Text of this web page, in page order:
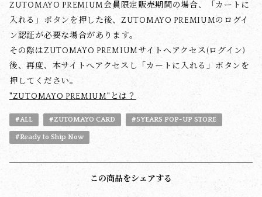
ZUTOMAYO PREMIUM会員限定販売期間の場合、「カートに
入れる」ボタンを押した後、ZUTOMAYO PREMIUMのログイ
ン認証が必要な場合があります。
その際はZUTOMAYO PREMIUMサイトへアクセス(ログイン)
後、再度、本サイトへアクセスし「カートに入れる」ボタンを
押してください。
"ZUTOMAYO PREMIUM"とは？
#ALL #ZUTOMAYO CARD #5YEARS POP-UP STORE
#Ready to Ship Now
この商品をシェアする